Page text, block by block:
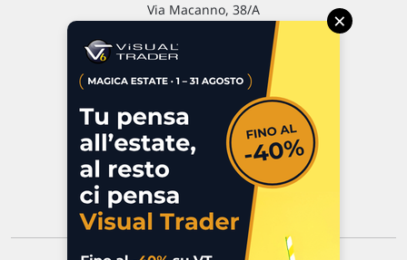
Via Macanno, 38/A
P.IVA 02 452 460 401
Commenti e segnalazioni
Contattaci
×